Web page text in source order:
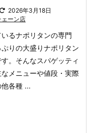
2026年3月18日
ーン店
るナポリタンの専門
りの大盛りナポリタン
。 そんなスパゲッティ
なメニューや値段 ・実際
他各種 ...